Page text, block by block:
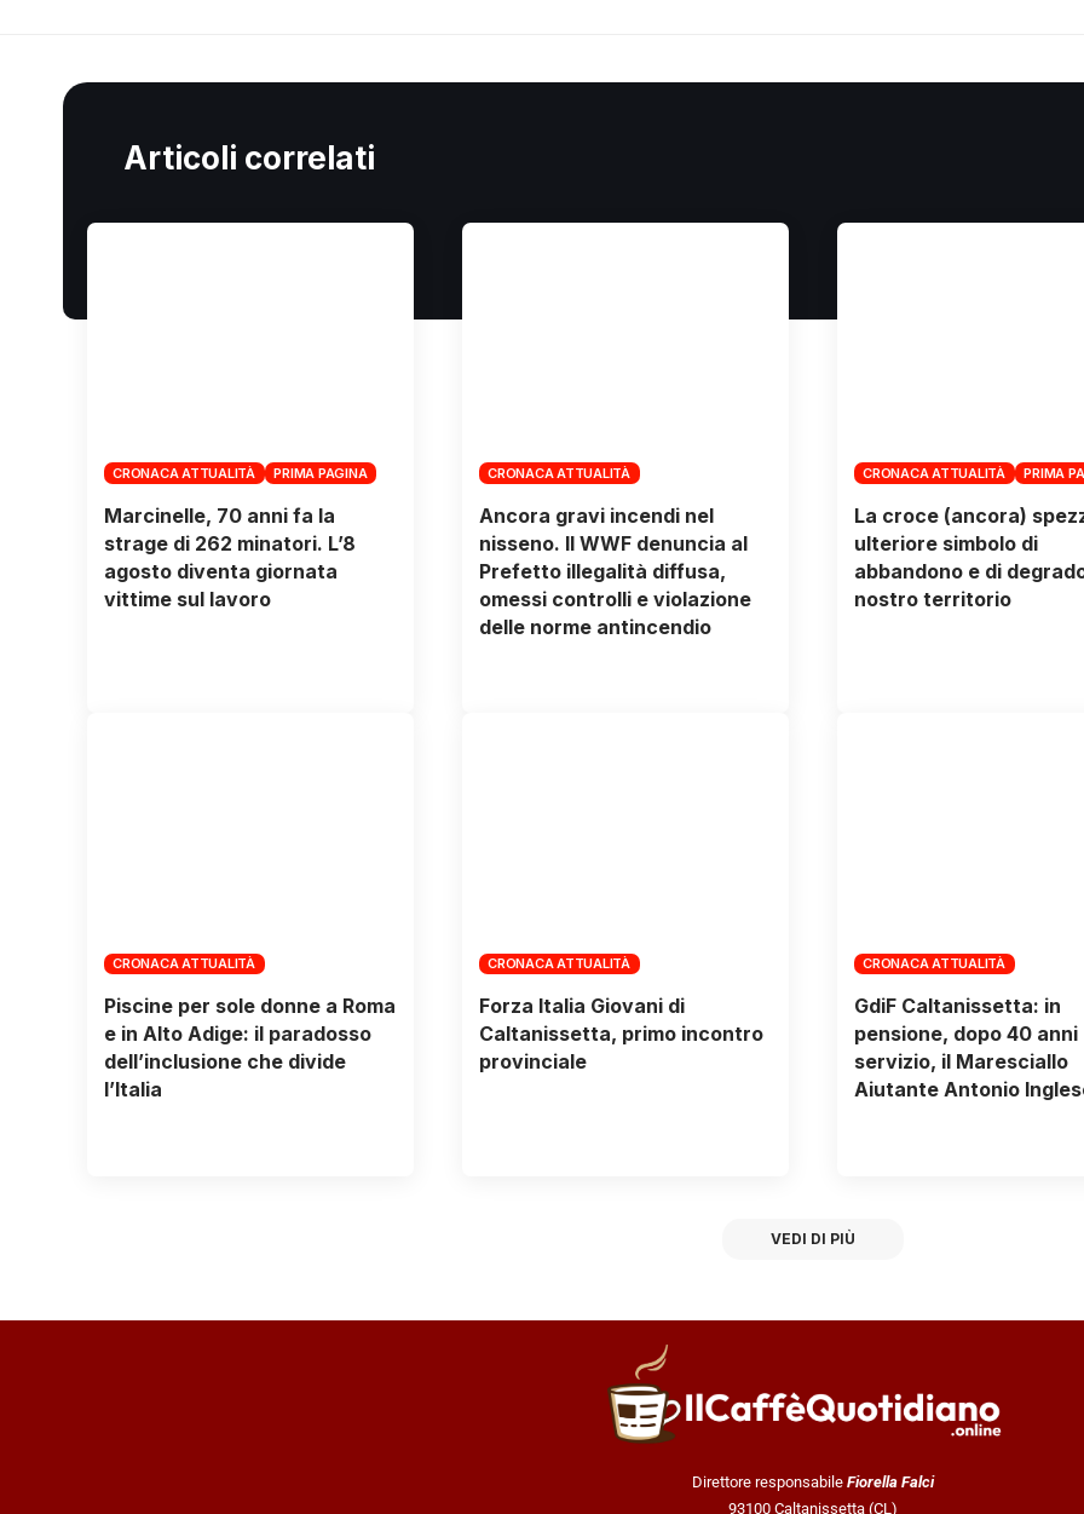
Articoli correlati
CRONACA ATTUALITÀ PRIMA PAGINA
Marcinelle, 70 anni fa la
strage di 262 minatori. L’8
agosto diventa giornata
vittime sul lavoro
CRONACA ATTUALITÀ
Ancora gravi incendi nel
nisseno. Il WWF denuncia al
Prefetto illegalità diffusa,
omessi controlli e violazione
delle norme antincendio
CRONACA ATTUALITÀ PRIMA
La croce (ancora)
ulteriore simbolo di
abbandono e di
nostro territorio
CRONACA ATTUALITÀ
Piscine per sole donne a Roma
e in Alto Adige: il paradosso
dell’inclusione che divide
l’Italia
CRONACA ATTUALITÀ
Forza Italia Giovani di
Caltanissetta, primo incontro
provinciale
CRONACA ATTUALITÀ
GdiF Caltanissetta: in
pensione, dopo 40 anni
servizio, il Maresciallo
Aiutante Antonio
VEDI DI PIÙ
Direttore responsabile Fiorella Falci
93100 Caltanissetta (CL)